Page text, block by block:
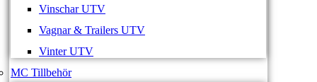
Vinschar UTV
Vagnar & Trailers UTV
Vinter UTV
MC Tillbehör